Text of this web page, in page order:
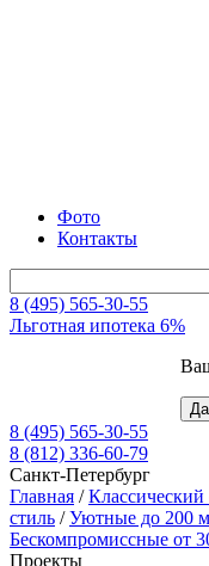
Фото
Контакты
8 (495) 565-30-55
Льготная ипотека 6%
8 (495) 565-30-55
8 (812) 336-60-79
Санкт-Петербург
Главная /Классический
стиль /Уютные до 200
Бескомпромиссные от
Проекты